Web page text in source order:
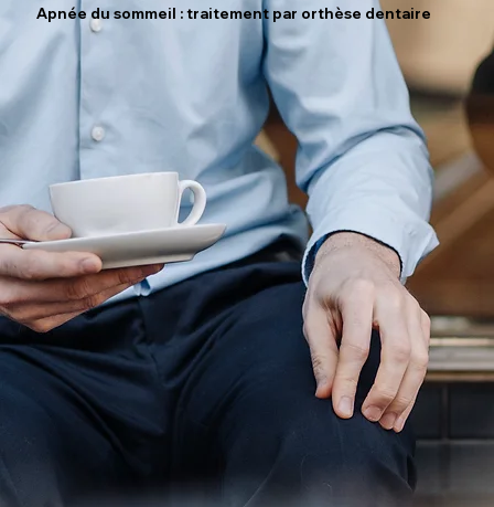
Apnée du sommeil : traitement par orthèse dentaire